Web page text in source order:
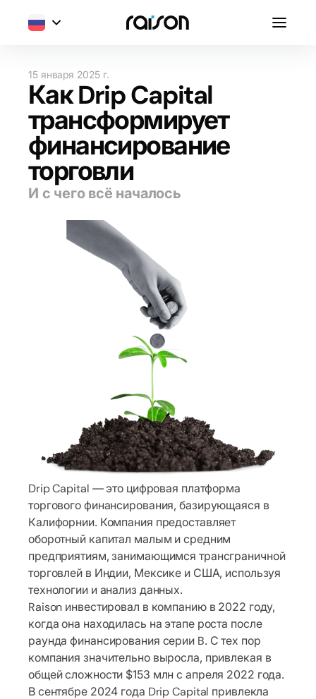
15 января 2025 г.
Как Drip Capital
трансформирует
финансирование
торговли
И с чего всё началось
Drip Capital — это цифровая платформа
торгового финансирования, базирующаяся в
Калифорнии. Компания предоставляет
оборотный капитал малым и средним
предприятиям, занимающимся трансграничной
торговлей в Индии, Мексике и США, используя
технологии и анализ данных.
Raison инвестировал в компанию в 2022 году,
когда она находилась на этапе роста после
раунда финансирования серии B. С тех пор
компания значительно выросла, привлекая в
общей сложности $153 млн с апреля 2022 года.
В сентябре 2024 года Drip Capital привлекла